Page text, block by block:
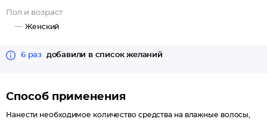
Пол и возраст
Женский
6 раз добавили в список желаний
Способ применения
Нанести необходимое количество средства на влажные волосы,